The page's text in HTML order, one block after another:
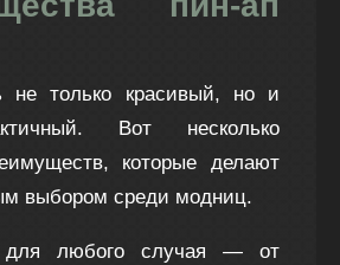
не только красивый, но и
Вот несколько
которые делают
выбором среди модниц.
для любого случая — от